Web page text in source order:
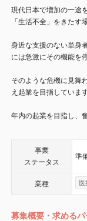
現代日本で増加の一途
「生活不全」をきたす
身近な支援のない単身
には急激にその機能を
そのような危機に見舞
え起業を目指しています
年内の起業を目指し、
事業
ステータス
準
業種
募集概要・求める